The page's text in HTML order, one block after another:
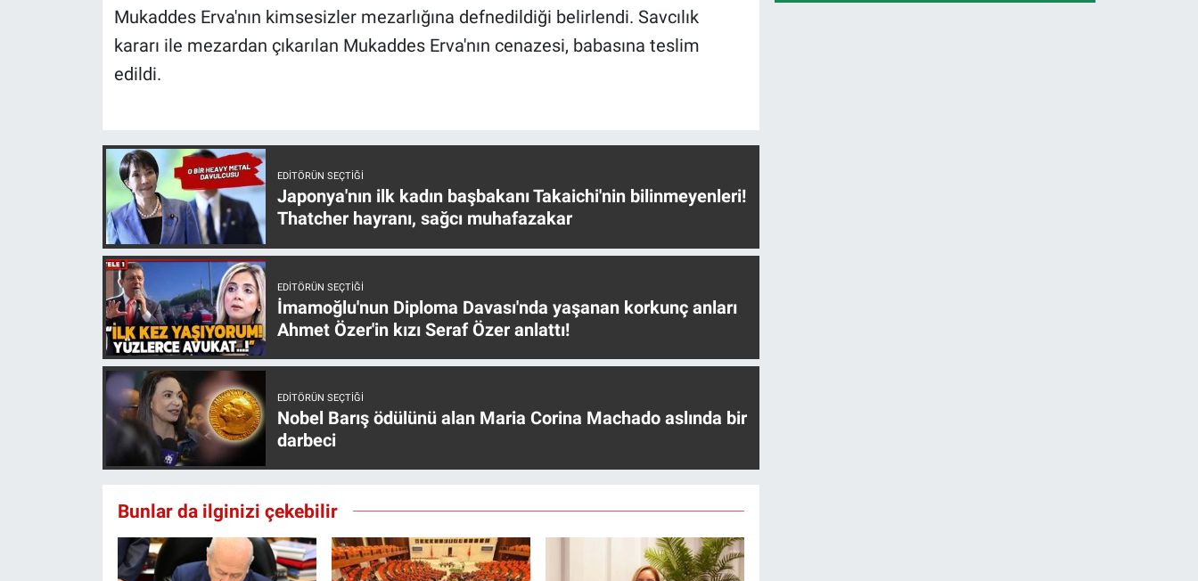
Mukaddes Erva'nın kimsesizler mezarlığına defnedildiği belirlendi. Savcılık
kararı ile mezardan çıkarılan Mukaddes Erva'nın cenazesi, babasına teslim
edildi.
EDITÖRÜN SEÇTIĞI
Japonya'nın ilk kadın başbakanı Takaichi'nin bilinmeyenleri!
Thatcher hayranı, sağcı muhafazakar
EDITÖRÜN SEÇTIĞI
İmamoğlu'nun Diploma Davası'nda yaşanan korkunç anları
Ahmet Özer'in kızı Seraf Özer anlattı!
EDITÖRÜN SEÇTIĞI
Nobel Barış ödülünü alan Maria Corina Machado aslında bir
darbeci
Bunlar da ilginizi çekebilir
Türkiye'nin Geleceği
Yerel Yaşam
Canlı Yayın